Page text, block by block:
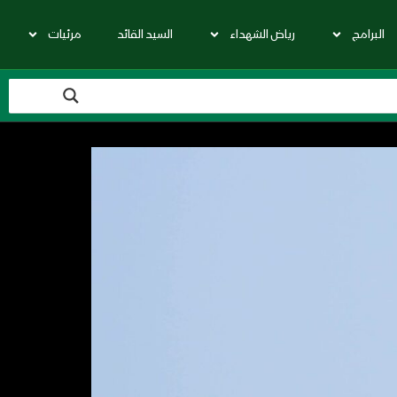
البرامج رياض الشهداء السيد القائد مرئيات